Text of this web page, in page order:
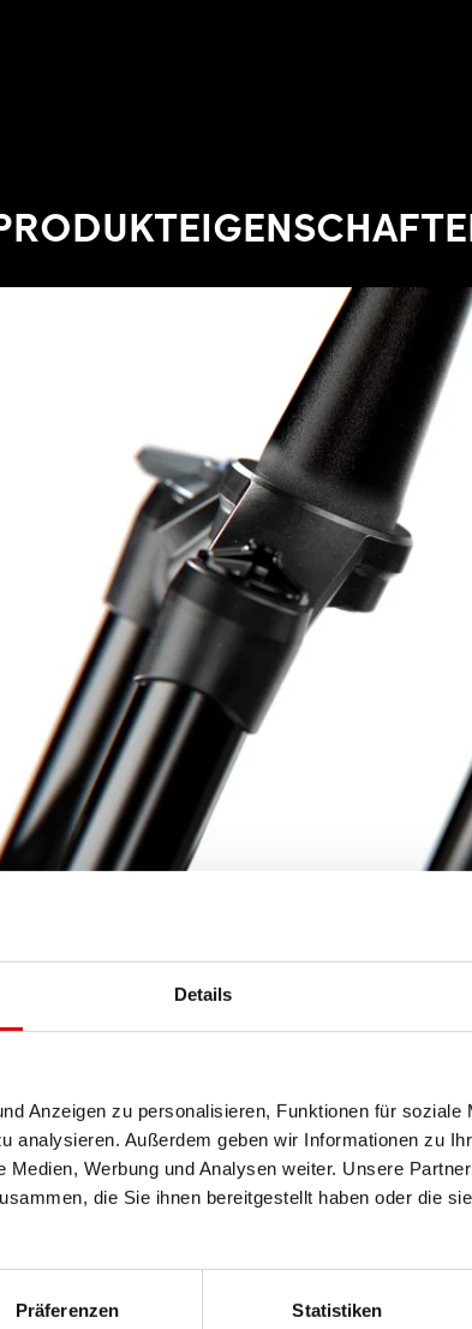
Details
Anzeigen zu personalisieren, Funktionen für soziale
analysieren. Außerdem geben wir Informationen zu
Werbung und Analysen weiter. Unsere
die Sie ihnen bereitgestellt haben oder die
Präferenzen Statistiken